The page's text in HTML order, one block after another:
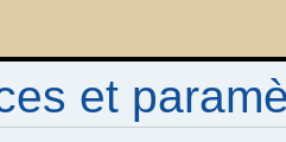
et